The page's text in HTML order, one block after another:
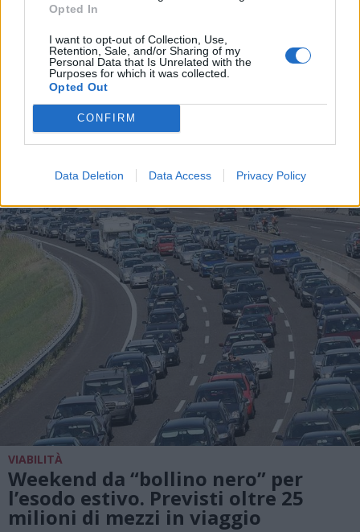
Opted In
I want to opt-out of Collection, Use,
Retention, Sale, and/or Sharing of my
Personal Data that Is Unrelated with the
Purposes for which it was collected.
Opted Out
CONFIRM
Data Deletion Data Access Privacy Policy
INCENDIO
Incendi nell’Alto Milanese, dopo
Busto Garolfo bruciano oltre 2mila
metri quadrati a Bernate
VIABILITÀ
Weekend da “bollino nero” per
l’esodo estivo. Previsti oltre 25
milioni di mezzi in viaggio